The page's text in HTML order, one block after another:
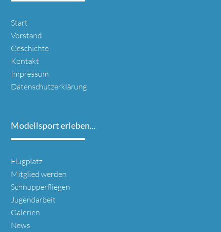
Navigation
überspringen
Start
Vorstand
Geschichte
Kontakt
Impressum
Datenschutzerklärung
Modellsport erleben...
Navigation
überspringen
Flugplatz
Mitglied werden
Schnupperfliegen
Jugendarbeit
Galerien
News